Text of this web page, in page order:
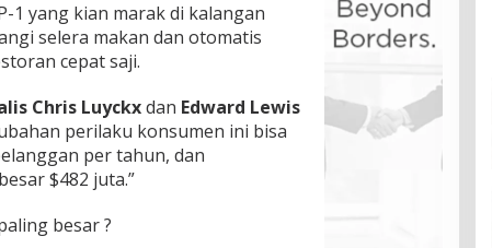
1 yang kian marak di kalangan
selera makan dan otomatis
cepat saji.
Chris Luyckxdan Edward Lewis
perilaku konsumen ini bisa
per tahun, dan
$482 juta.”
besar ?